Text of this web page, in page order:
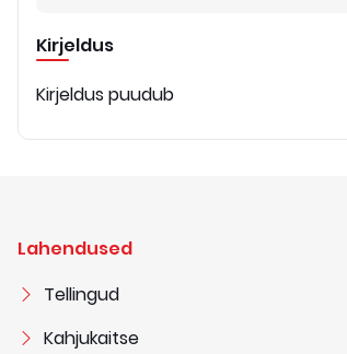
Kirjeldus
Kirjeldus puudub
Lahendused
Tellingud
Kahjukaitse